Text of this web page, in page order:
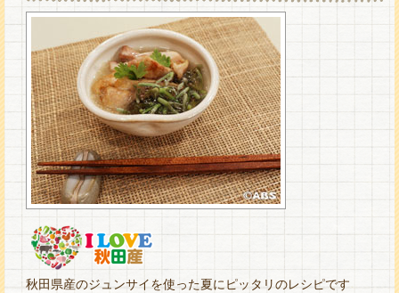
秋田県産のジュンサイを使った夏にピッタリのレシピです